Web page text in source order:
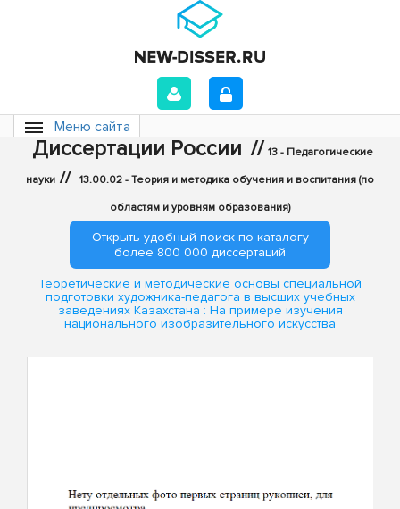
Меню сайта
Диссертации России // 13 - Педагогические
науки // 13.00.02 - Теория и методика обучения и воспитания (по
областям и уровням образования)
Открыть удобный поиск по каталогу
более 800 000 диссертаций
Теоретические и методические основы специальной
подготовки художника-педагога в высших учебных
заведениях Казахстана : На примере изучения
национального изобразительного искусства